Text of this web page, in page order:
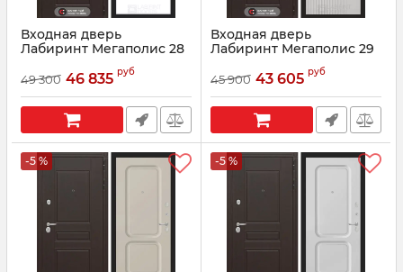
Входная дверь
Лабиринт Мегаполис 28
- Грунт под покраску
Артикул: 00230
49 300 46 835 руб
Входная дверь
Лабиринт Мегаполис 29
- Белый рельеф софт
Артикул: 00801
45 900 43 605 руб
-5 % -5 %